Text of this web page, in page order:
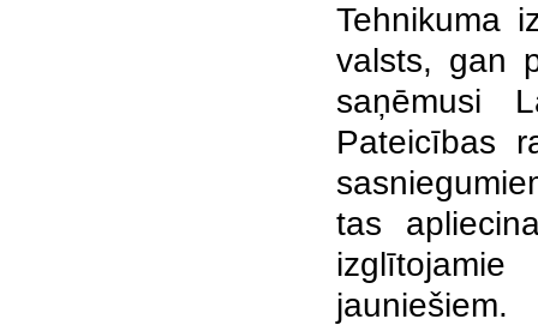
Tehnikuma
valsts, gan
saņēmusi
Pateicības
tas
jauniešiem.